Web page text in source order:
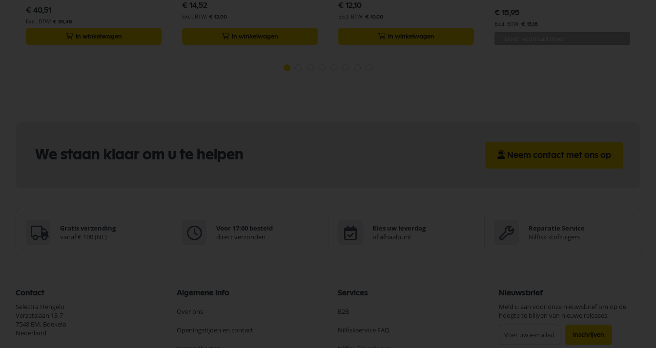
€ 40,51
€ 33,48
In winkelwagen
€ 14,52
€ 12,00
In winkelwagen
€ 12,10
€ 10,00
In winkelwagen
€ 15,95
€ 13,18
We staan klaar om u te helpen Neem contact met ons op
Gratis verzending
vanaf € 100 (NL)
Voor 17:00 besteld
direct verzonden
Kies uw leverdag
of afhaalpunt
Reparatie Service
Nilfisk stofzuigers
Contact
Selectra Hengelo
Verzetslaan 13-7
7548 EM, Boekelo
Nederland
Algemene Info
Over ons
Openingstijden en contact
Services
B2B
Nilfiskservice FAQ
Nieuwsbrief
Meld u aan voor onze nieuwsbrief om op de
hoogte te blijven van nieuwe releases.
Inschrijven